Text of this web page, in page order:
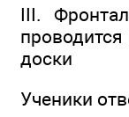
III.
доски
Ученики